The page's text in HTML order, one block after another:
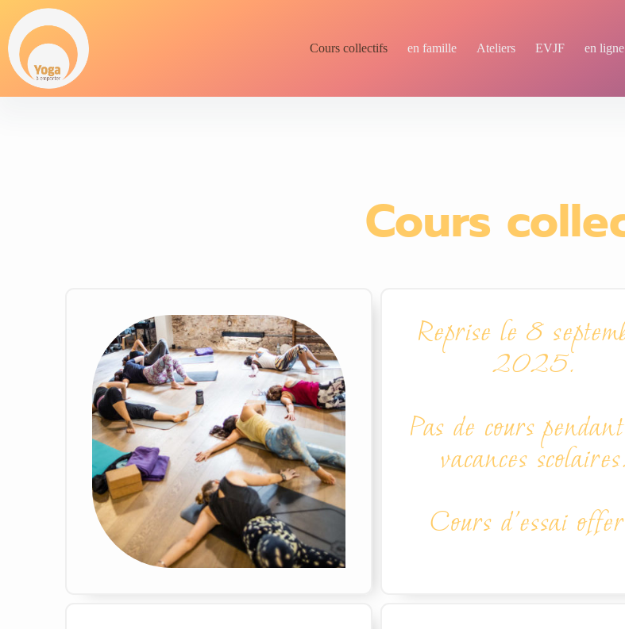
Cours collectifs en famille Ateliers EVJF en ligne
Cours
Reprise le 8
2025.
Pas de cours
vacances scolaires.
Cours d'essai